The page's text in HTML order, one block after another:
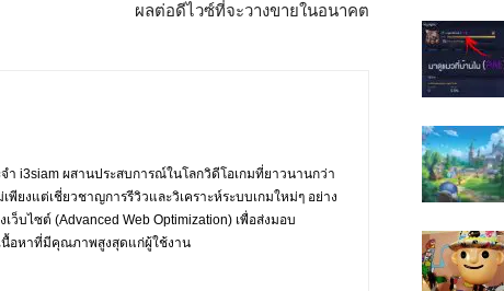
ผลต่อดีไวซ์ที่จะวางขายในอนาคต
ำ i3siam ผสานประสบการณ์ในโลกวิดีโอเกมที่ยาวนานกว่า
พียงแต่เชี่ยวชาญการรีวิวและวิเคราะห์ระบบเกมใหม่ๆ อย่าง
ว็บไซต์ (Advanced Web Optimization) เพื่อส่งมอบ
นื้อหาที่มีคุณภาพสูงสุดแก่ผู้ใช้งาน